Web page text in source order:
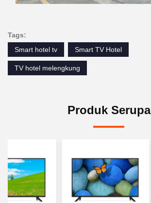
Tags:
Smart hotel tv
Smart TV Hotel
TV hotel melengkung
Produk Serupa